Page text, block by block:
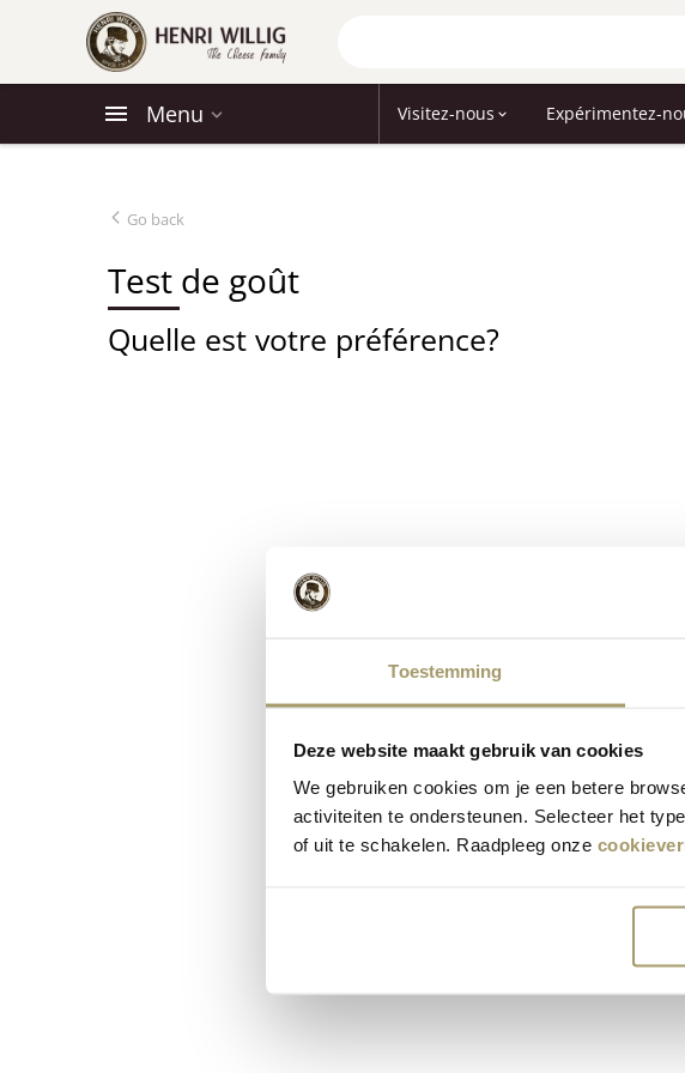
Toestemming
Deze website maakt gebruik van cookies
We gebruiken cookies om je een betere
activiteiten te ondersteunen. Selecteer het
of uit te schakelen. Raadpleeg onze
Menu Visitez-nous Expérimentez-
Go back
Test de goût
Quelle est votre préférence?